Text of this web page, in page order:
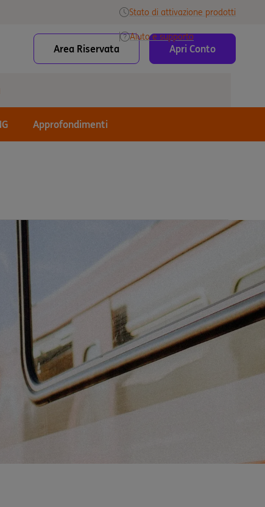
Stato di attivazione prodotti
Aiuto e supporto
Area Riservata Apri Conto
Approfondimenti